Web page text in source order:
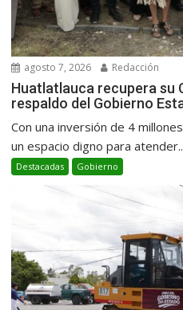
agosto 7, 2026 Redacción
Huatlatlauca recupera su
respaldo del Gobierno
Con una inversión de 4
un espacio digno para
Destacadas Gobierno